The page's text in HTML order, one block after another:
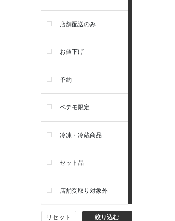
品
首輪・ハーネス(胴輪)・リー
セレクトバランス
リガロ
ソルビダ
フィジカライフ
店舗配送のみ
お値下げ
予約
ペテモ限定
冷凍・冷蔵商品
セット品
店舗受取り対象外
リセット 絞り込む